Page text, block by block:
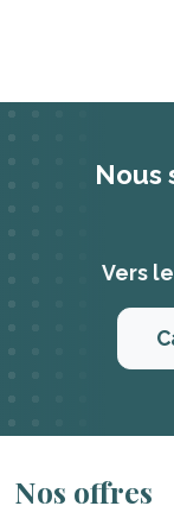
Nous
Vers
Nos offres